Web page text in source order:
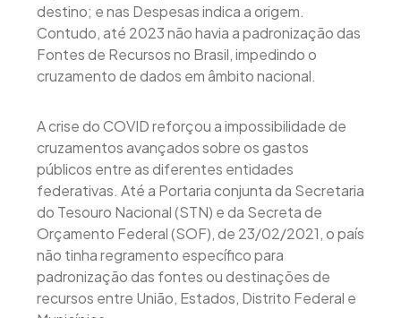
destino; e nas Despesas indica a origem.
Contudo, até 2023 não havia a padronização das
Fontes de Recursos no Brasil, impedindo o
cruzamento de dados em âmbito nacional.
A crise do COVID reforçou a impossibilidade de
cruzamentos avançados sobre os gastos
públicos entre as diferentes entidades
federativas. Até a Portaria conjunta da Secretaria
do Tesouro Nacional (STN) e da Secreta de
Orçamento Federal (SOF), de 23/02/2021, o país
não tinha regramento específico para
padronização das fontes ou destinações de
recursos entre União, Estados, Distrito Federal e